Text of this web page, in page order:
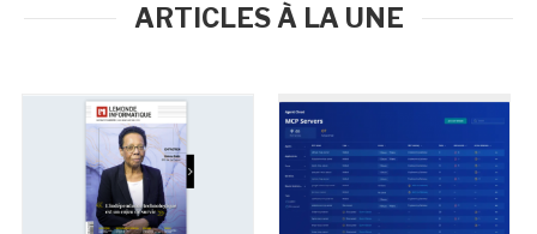
ARTICLES À LA UNE